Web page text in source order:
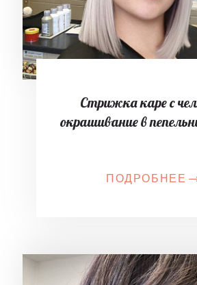
Стрижка каре с
окрашивание в
ПОДРОБНЕЕ